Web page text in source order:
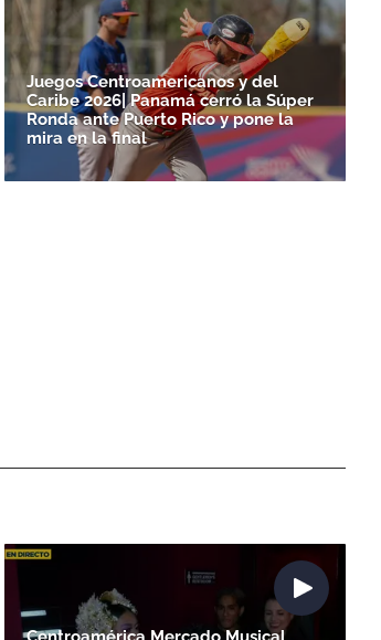
Juegos Centroamericanos y del
Caribe 2026| Panamá cerró la Súper
Ronda ante Puerto Rico y pone la
mira en la final